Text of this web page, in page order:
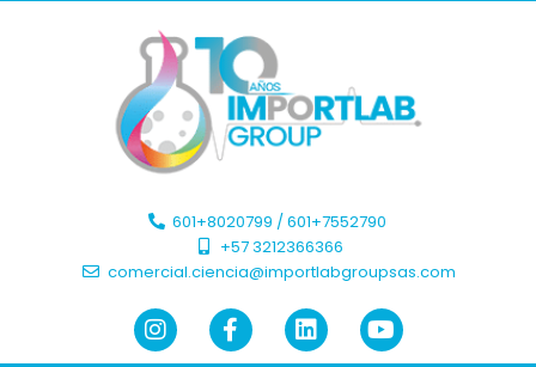
601+8020799 / 601+7552790 ​
+57 3212366366​
comercial.ciencia@importlabgroupsas.com